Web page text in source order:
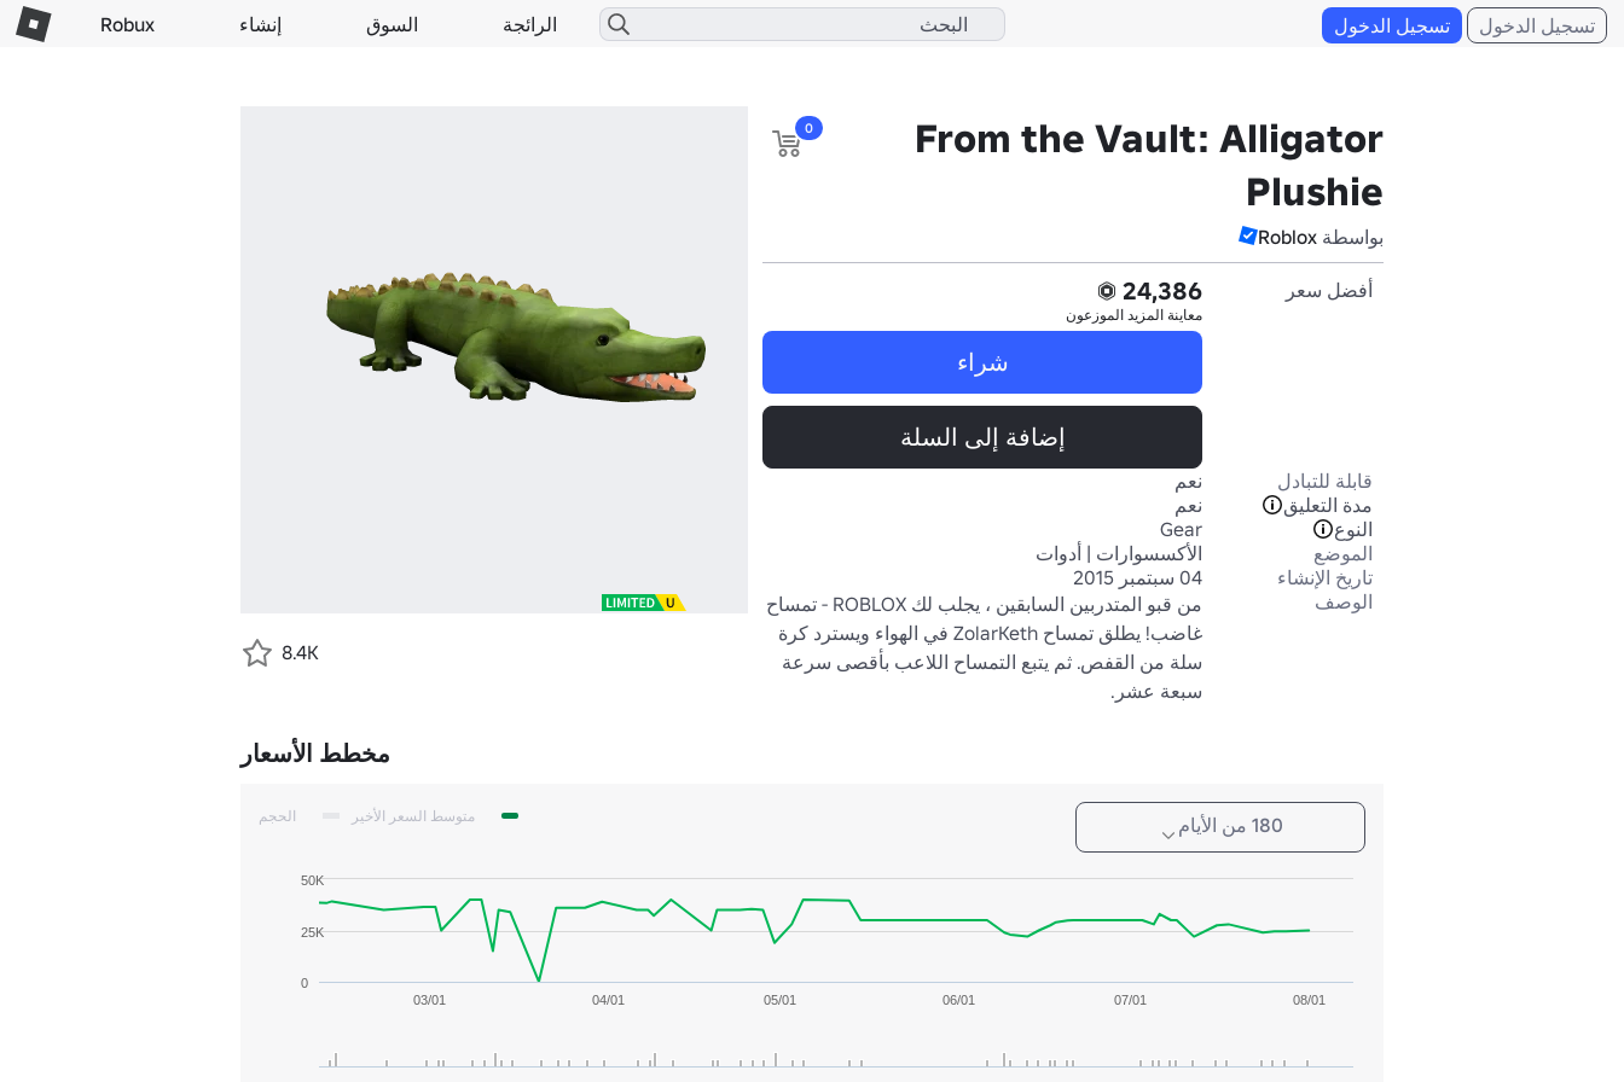
الرائجة السوق إنشاء Robux تسجيل الدخول تسجيل الدخول
From the Vault: Alligator
Plushie
بواسطة Roblox
0
أفضل سعر 24,386
معاينة المزيد الموزعون
شراء
إضافة إلى السلة
قابلة للتبادل
نعم
مدة التعليق
نعم
النوع
Gear
الموضع
الأكسسوارات | أدوات
تاريخ الإنشاء
04 سبتمبر 2015
الوصف
سبعة عشر.
8.4K
مخطط الأسعار
180 من الأيام متوسط السعر الأخير الحجم
03/01 04/01 05/01 06/01 07/01 08/01
0
25K
50K